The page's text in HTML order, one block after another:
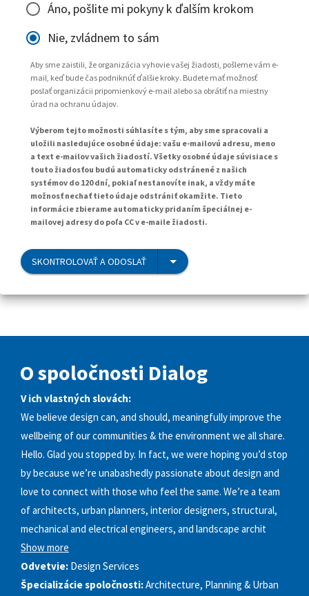
Áno, pošlite mi pokyny k ďalším krokom
Nie, zvládnem to sám
Aby sme zaistili, že organizácia vyhovie vašej žiadosti, pošleme vám e-
mail, keď bude čas podniknúť ďalšie kroky. Budete mať možnosť
poslať organizácii pripomienkový e-mail alebo sa obrátiť na miestny
úrad na ochranu údajov.
Výberom tejto možnosti súhlasíte s tým, aby sme spracovali a
uložili nasledujúce osobné údaje: vašu e-mailovú adresu, meno
a text e-mailov vašich žiadostí. Všetky osobné údaje súvisiace s
touto žiadosťou budú automaticky odstránené z našich
systémov do 120 dní, pokiaľ nestanovíte inak, a vždy máte
možnosť nechať tieto údaje odstrániť okamžite. Tieto
informácie zbierame automaticky pridaním špeciálnej e-
mailovej adresy do poľa CC v e-maile žiadosti.
SKONTROLOVAŤ A ODOSLAŤ
O spoločnosti Dialog
V ich vlastných slovách:
We believe design can, and should, meaningfully improve the
wellbeing of our communities & the environment we all share.
Hello. Glad you stopped by. In fact, we were hoping you’d stop
by because we’re unabashedly passionate about design and
love to connect with those who feel the same. We’re a team
of architects, urban planners, interior designers, structural,
mechanical and electrical engineers, and landscape archit
Show more
Odvetvie: Design Services
Špecializácie spoločnosti:Architecture, Planning & Urban